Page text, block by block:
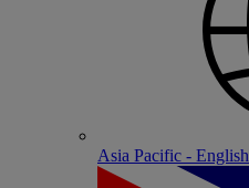
Asia Pacific - English